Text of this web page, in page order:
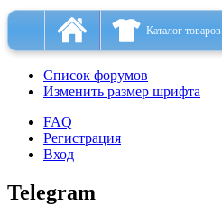
Каталог товаров
Список форумов
Изменить размер шрифта
FAQ
Регистрация
Вход
Telegram